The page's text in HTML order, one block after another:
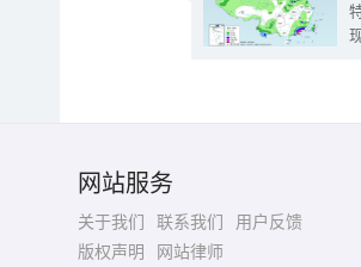
网站服务
关于我们 联系我们
用户反馈
版权声明
网站律师